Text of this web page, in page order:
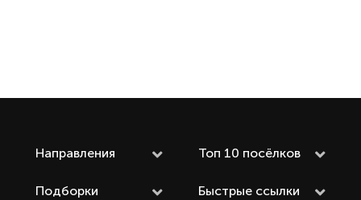
Направления Топ 10 посёлков
Подборки Быстрые ссылки